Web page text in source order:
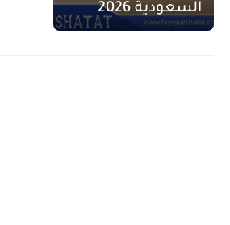
السعودية 2026